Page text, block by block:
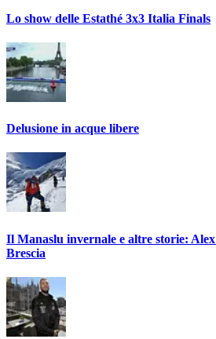
Lo show delle Estathé 3x3 Italia Finals
Delusione in acque libere
Il Manaslu invernale e altre storie:
Brescia